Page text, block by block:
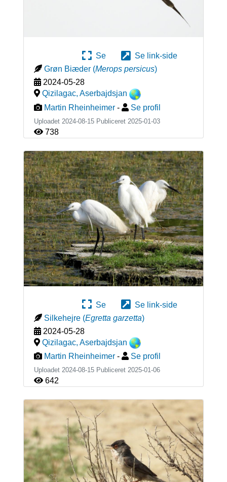
Se
Se link-side
Grøn Biæder (Merops persicus)
2024-05-28
Qizilagac, Aserbajdsjan
Martin Rheinheimer - Se profil
Uploadet 2024-08-15 Publiceret 2025-01-03
738
Se
Se link-side
Silkehejre (Egretta garzetta)
2024-05-28
Qizilagac, Aserbajdsjan
Martin Rheinheimer - Se profil
Uploadet 2024-08-15 Publiceret 2025-01-06
642